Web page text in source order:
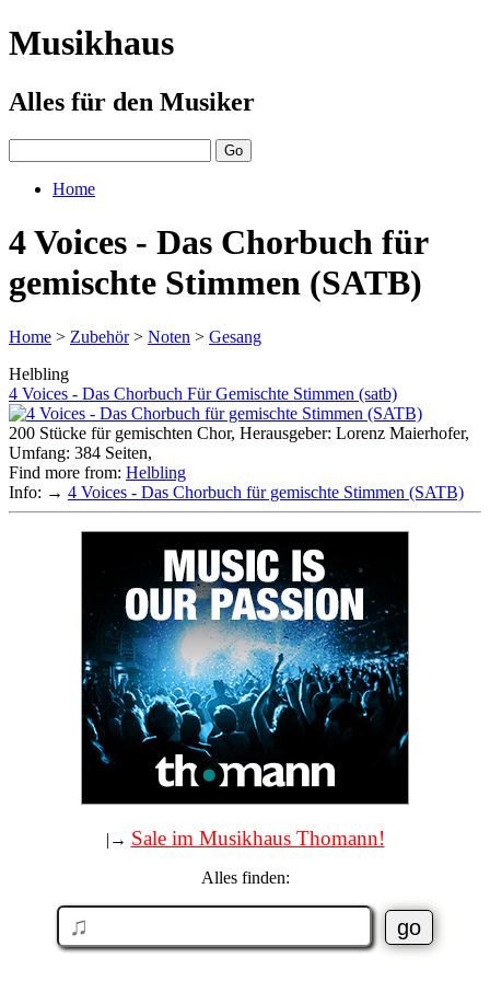
Musikhaus
Alles für den Musiker
Home
4 Voices - Das Chorbuch für
gemischte Stimmen (SATB)
Home > Zubehör> Noten > Gesang
Helbling
4 Voices - Das Chorbuch Für Gemischte Stimmen (satb)
200 Stücke für gemischten Chor, Herausgeber: Lorenz Maierhofer,
Umfang: 384 Seiten,
Find more from: Helbling
Info: → 4 Voices - Das Chorbuch für gemischte Stimmen (SATB)
|→ Sale im Musikhaus Thomann!
Alles finden: